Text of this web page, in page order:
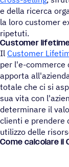
e della ricerca
la loro customer
ripetuti.
Custo­mer
Il Customer
per l'e-commerce
apporta
totale che ci si
sua vita con
determinare il
clienti e prendere
utilizzo delle
Come calcolare il